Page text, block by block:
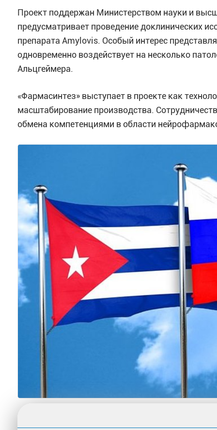
Проект поддержан Министерством науки и
предусматривает проведение доклинических
препарата Amylovis. Особый интерес
одновременно воздействует на несколько
Альцгеймера.
«Фармасинтез» выступает в проекте как
масштабирование производства.
обмена компетенциями в области